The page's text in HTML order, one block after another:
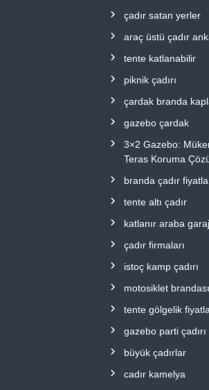
çadır satan yerler
araç üstü çadır
tente katlanabilir
piknik çadırı
çardak branda
gazebo çardak
3×2 Gazebo:
Teras Koruma
branda çadır
tente altı çadır
katlanır araba
çadır firmaları
istoç kamp çadırı
motosiklet brandası
tente gölgelik
gazebo parti çadırı
büyük çadırlar
cadır kamelya